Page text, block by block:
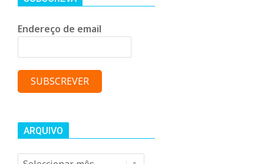
C
o
m
u
Endereço de email
ARQUIVO
Arquivo